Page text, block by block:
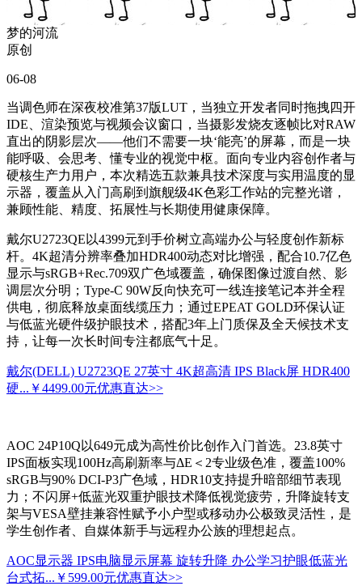
梦的河流
原创
06-08
当调色师在深夜校准第37版LUT，当独立开发者同时拖拽四开
IDE、渲染预览与视频会议窗口，当摄影发烧友逐帧比对RAW
直出的阴影层次——他们不需要一块‘能亮’的屏幕，而是一块
能呼吸、会思考、懂专业的视觉中枢。面向专业内容创作者与
硬核生产力用户，本次精选五款兼具技术深度与实用温度的显
示器，覆盖从入门高刷到旗舰级4K色彩工作站的完整光谱，
兼顾性能、精度、拓展性与长期使用健康保障。
戴尔U2723QE以4399元到手价树立高端办公与轻度创作新标
杆。4K超清分辨率叠加HDR400动态对比增强，配合10.7亿色
显示与sRGB+Rec.709双广色域覆盖，确保图像过渡自然、影
调层次分明；Type-C 90W反向快充可一线连接笔记本并全程
供电，彻底释放桌面线缆压力；通过EPEAT GOLD环保认证
与低蓝光硬件级护眼技术，搭配3年上门质保及全天候技术支
持，让每一次长时间专注都底气十足。
戴尔(DELL) U2723QE 27英寸 4K超高清 IPS Black屏 HDR400
硬... ￥4499.00元优惠直达>>
AOC 24P10Q以649元成为高性价比创作入门首选。23.8英寸
IPS面板实现100Hz高刷新率与ΔE＜2专业级色准，覆盖100%
sRGB与90% DCI-P3广色域，HDR10支持提升暗部细节表现
力；不闪屏+低蓝光双重护眼技术降低视觉疲劳，升降旋转支
架与VESA壁挂兼容性赋予小户型或移动办公极致灵活性，是
学生创作者、自媒体新手与远程办公族的理想起点。
AOC显示器 IPS电脑显示屏幕 旋转升降 办公学习护眼低蓝光
台式拓... ￥599.00元优惠直达>>